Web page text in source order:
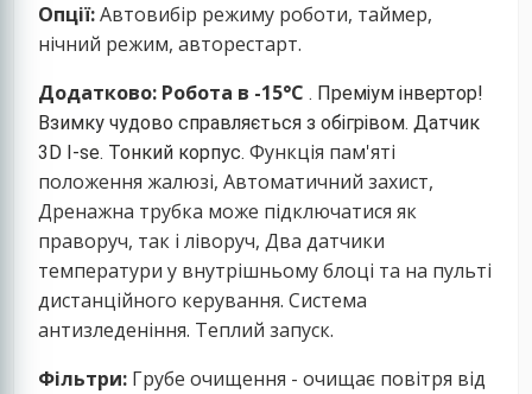
Опції:Автовибір режиму роботи, таймер,
нічний режим, авторестарт.
Додатково: Робота в -15°С . Преміум інвертор!
Взимку чудово справляється з обігрівом. Датчик
3D I-se. Тонкий корпус. Функція пам'яті
положення жалюзі, Автоматичний захист,
Дренажна трубка може підключатися як
праворуч, так і ліворуч, Два датчики
температури у внутрішньому блоці та на пульті
дистанційного керування. Система
антизледеніння. Теплий запуск.
Фільтри: Грубе очищення - очищає повітря від